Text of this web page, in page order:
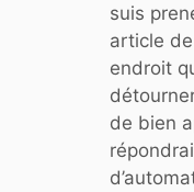
suis
article
endroit
de bien